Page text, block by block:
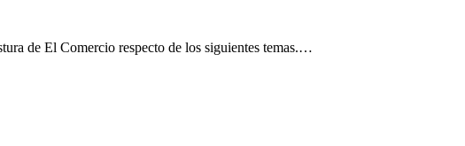
de El Comercio respecto de los siguientes temas.…